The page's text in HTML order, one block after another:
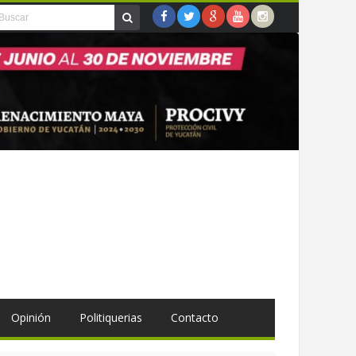
Opinión Politiquerias Contacto